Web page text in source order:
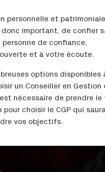
personnelle et
donc important, de confier
personne de confiance,
et à votre écoute.
options disponibles
un Conseiller en Gestion
nécessaire de prendre le
pour choisir le CGP qui
vos objectifs.